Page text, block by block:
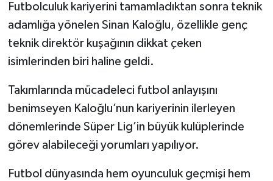
Futbolculuk kariyerini tamamladıktan sonra teknik
adamlığa yönelen Sinan Kaloğlu, özellikle genç
teknik direktör kuşağının dikkat çeken
isimlerinden biri haline geldi.
Takımlarında mücadeleci futbol anlayışını
benimseyen Kaloğlu’nun kariyerinin ilerleyen
dönemlerinde Süper Lig’in büyük kulüplerinde
görev alabileceği yorumları yapılıyor.
Futbol dünyasında hem oyunculuk geçmişi hem